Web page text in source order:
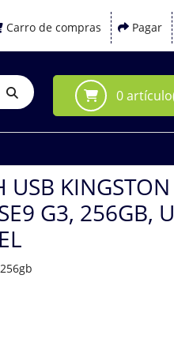
Carro de compras Pagar
0
USB KINGSTON
G3, 256GB,